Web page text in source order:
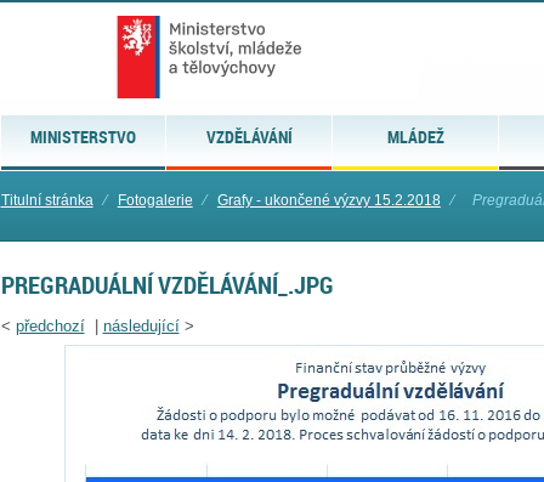
MINISTERSTVO VZDĚLÁVÁNÍ MLÁDEŽ
Titulní stránka ⁄ Fotogalerie ⁄ Grafy - ukončené výzvy 15.2.2018 ⁄
PREGRADUÁLNÍ VZDĚLÁVÁNÍ_.JPG
< předchozí| následující>